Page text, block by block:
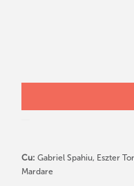
Cu: Gabriel Spahiu, Eszter
Mardare